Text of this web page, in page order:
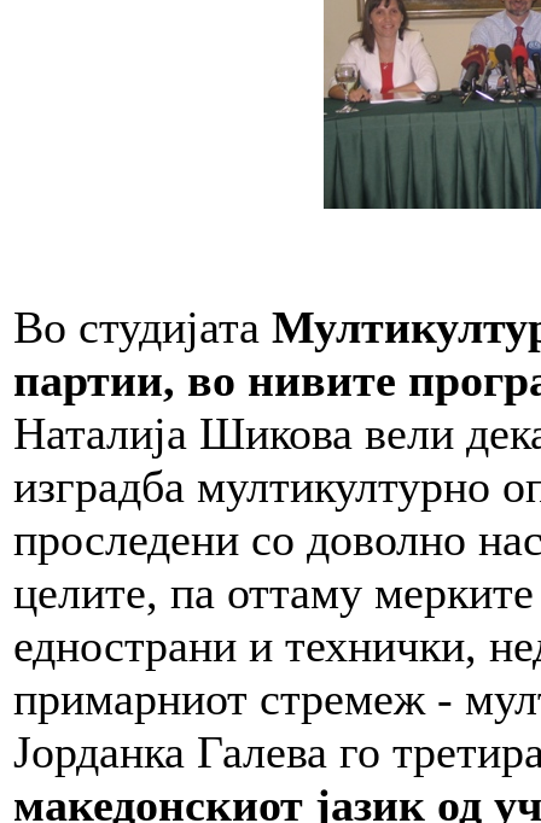
Во студијата
партии, во нивите
Наталија Шикова вели
изградба мултикултурно
проследени со доволно
целите, па оттаму
еднострани и технички,
примарниот стремеж -
Јорданка Галева го
македонскиот јазик од